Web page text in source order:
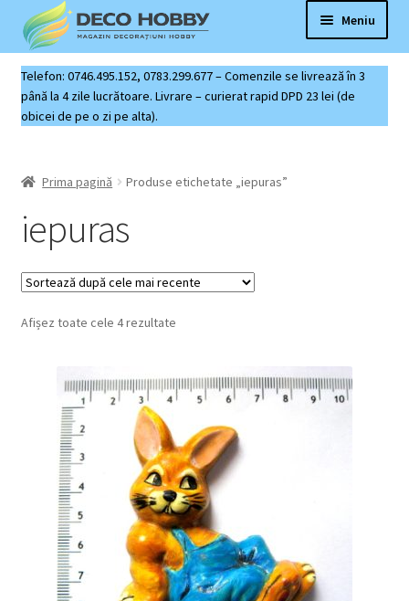
Sari
la
navigare
Sari
la
conținut
Meniu
Deco Hobby
Contact
Coș produse
Telefon: 0746.495.152, 0783.299.677 – Comenzile se livrează în 3
până la 4 zile lucrătoare. Livrare – curierat rapid DPD 23 lei (de
obicei de pe o zi pe alta).
Prima pagină Produse etichetate „iepuras”
iepuras
Afișez toate cele 4 rezultateSortat
mai
recente